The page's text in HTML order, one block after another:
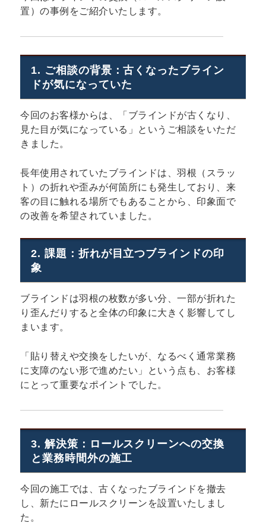
置）の事例をご紹介いたします。
1. ご相談の背景：古くなったブライン
ドが気になっていた
今回のお客様からは、「ブラインドが古くなり、
見た目が気になっている」というご相談をいただ
きました。
長年使用されていたブラインドは、羽根（スラッ
ト）の折れや歪みが何箇所にも発生しており、来
客の目に触れる場所でもあることから、印象面で
の改善を希望されていました。
2. 課題：折れが目立つブラインドの印
象
ブラインドは羽根の枚数が多い分、一部が折れた
り歪んだりすると全体の印象に大きく影響してし
まいます。
「貼り替えや交換をしたいが、なるべく通常業務
に支障のない形で進めたい」という点も、お客様
にとって重要なポイントでした。
3. 解決策：ロールスクリーンへの交換
と業務時間外の施工
今回の施工では、古くなったブラインドを撤去
し、新たにロールスクリーンを設置いたしまし
た。